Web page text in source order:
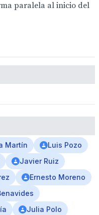
paralela al inicio del
Martín
Luis Pozo
Javier Ruiz
Ernesto Moreno
Julia Polo